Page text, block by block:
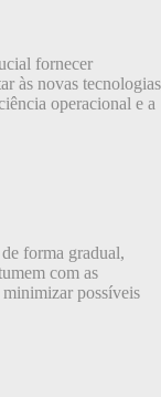
fornecer
às novas tecnologias
operacional e a
forma gradual,
com as
possíveis